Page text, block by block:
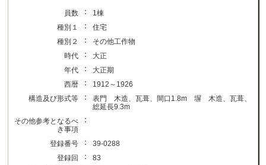
員数 ：
1棟
種別１
：
住宅
種別２
：
その他工作物
時代
：
大正
年代
：
大正期
西暦
：
1912～1926
構造及び形式等
：
表門 木造、瓦葺、間口1.8m 塀 木造、瓦葺、
総延長9.3m
その他参考となるべ
き事項
：
登録番号 ：
39-0288
登録回
：
83